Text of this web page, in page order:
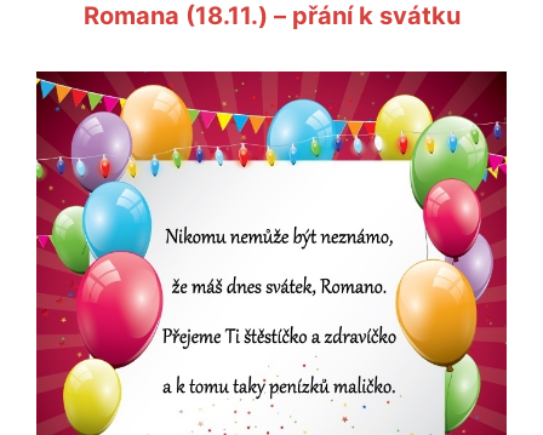
Romana (18.11.) – přání k svátku